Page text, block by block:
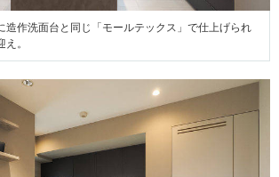
造作洗面台と同じ「モールテックス」で仕上げられ
。